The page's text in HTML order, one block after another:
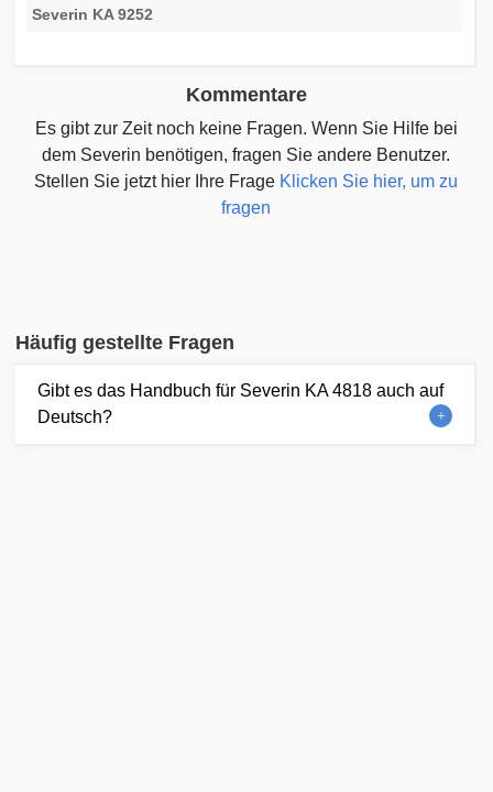
Severin KA 9252
Kommentare
Es gibt zur Zeit noch keine Fragen. Wenn Sie Hilfe bei
dem Severin benötigen, fragen Sie andere Benutzer.
Stellen Sie jetzt hier Ihre Frage Klicken Sie hier, um zu
fragen
Häufig gestellte Fragen
Gibt es das Handbuch für Severin KA 4818 auch auf
Deutsch?